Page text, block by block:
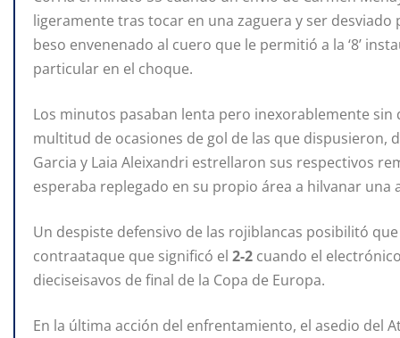
ligeramente tras tocar en una zaguera y ser
beso envenenado al cuero que le permitió a la ‘8’
particular en el choque.
Los minutos pasaban lenta pero inexorablemente
multitud de ocasiones de gol de las que dispusieron,
Garcia y Laia Aleixandri estrellaron sus respectivos
esperaba replegado en su propio área a hilvanar una
Un despiste defensivo de las rojiblancas posibilitó
contraataque que significó el 2-2 cuando el
dieciseisavos de final de la Copa de Europa.
En la última acción del enfrentamiento, el asedio del